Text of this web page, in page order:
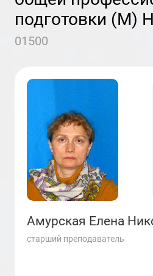
подготовки
01500
Амурская Елена
старший преподаватель